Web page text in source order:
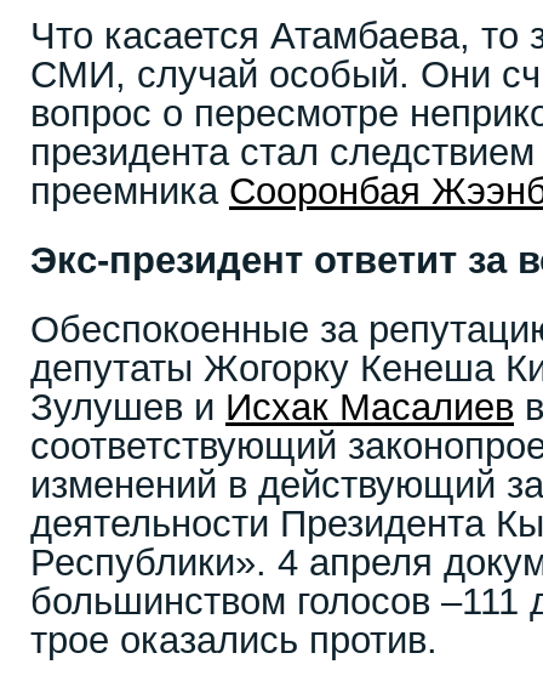
Что касается Атамбаева, то
СМИ, случай особый. Они
вопрос о пересмотре
президента стал следствием
преемника Сооронбая
Экс-президент ответит за
Обеспокоенные за
депутаты Жогорку Кенеша
Зулушев и Исхак Масалиев
соответствующий
изменений в действующий
деятельности Президента
Республики». 4 апреля
большинством голосов –111
трое оказались против.